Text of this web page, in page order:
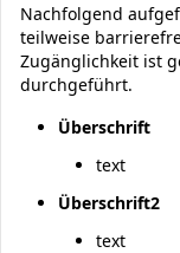
Nachfolgend
teilweise
Zugänglichkeit ist
durchgeführt.
Überschrift
text
Überschrift2
text